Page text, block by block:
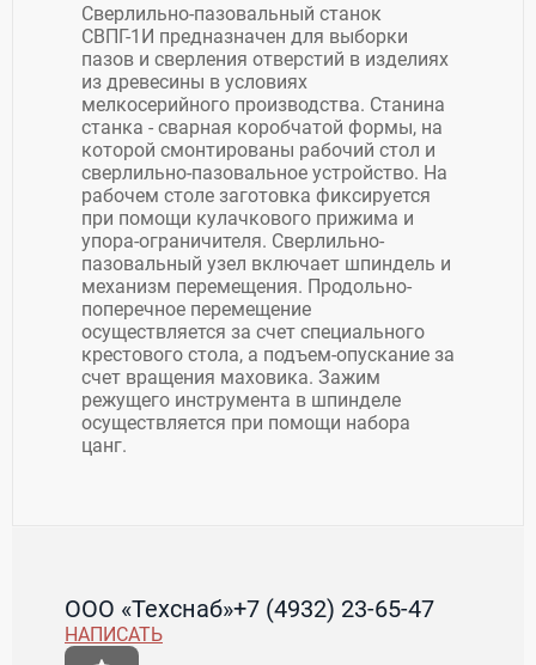
Сверлильно-пазовальный станок
СВПГ-1И предназначен для выборки
пазов и сверления отверстий в изделиях
из древесины в условиях
мелкосерийного производства. Станина
станка - сварная коробчатой формы, на
которой смонтированы рабочий стол и
сверлильно-пазовальное устройство. На
рабочем столе заготовка фиксируется
при помощи кулачкового прижима и
упора-ограничителя. Сверлильно-
пазовальный узел включает шпиндель и
механизм перемещения. Продольно-
поперечное перемещение
осуществляется за счет специального
крестового стола, а подъем-опускание за
счет вращения маховика. Зажим
режущего инструмента в шпинделе
осуществляется при помощи набора
цанг.
ООО «Техснаб»+7 (4932) 23-65-47
НАПИСАТЬ